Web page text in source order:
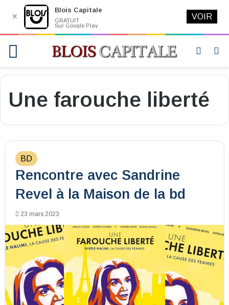
Switch
Une farouche liberté
BD
Rencontre avec Sandrine
Revel à la Maison de la bd
23 mars 2023
✕
Blois Capitale
GRATUIT
Sur Google Play
VOIR